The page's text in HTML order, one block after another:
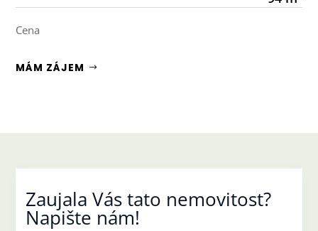
Cena
MÁM ZÁJEM
Zaujala Vás tato nemovitost?
Napište nám!